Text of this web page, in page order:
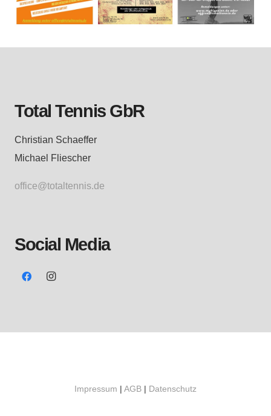
Total Tennis GbR
Christian Schaeffer
Michael Fliescher
office@totaltennis.de
Social Media
Impressum | AGB | Datenschutz